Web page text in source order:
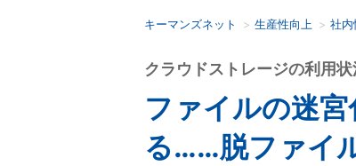
検索語を入力してください
キーマンズネット 生産性向上 社内
ファイルの迷
る……脱ファイ
クラウドストレージの利用